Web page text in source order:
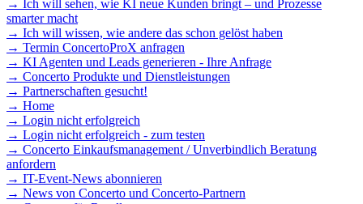
→ Ich will sehen, wie KI neue Kunden bringt – und Prozesse
smarter macht
→ Ich will wissen, wie andere das schon gelöst haben
→ Termin ConcertoProX anfragen
→ KI Agenten und Leads generieren - Ihre Anfrage
→ Concerto Produkte und Dienstleistungen
→ Partnerschaften gesucht!
→ Home
→ Login nicht erfolgreich
→ Login nicht erfolgreich - zum testen
→ Concerto Einkaufsmanagement / Unverbindlich Beratung
anfordern
→ IT-Event-News abonnieren
→ News von Concerto und Concerto-Partnern